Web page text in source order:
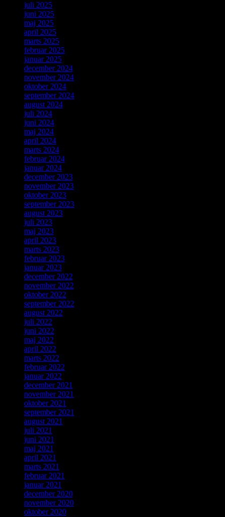
juli 2025
juni 2025
maj 2025
april 2025
marts 2025
februar 2025
januar 2025
december 2024
november 2024
oktober 2024
september 2024
august 2024
juli 2024
juni 2024
maj 2024
april 2024
marts 2024
februar 2024
januar 2024
december 2023
november 2023
oktober 2023
september 2023
august 2023
juli 2023
maj 2023
april 2023
marts 2023
februar 2023
januar 2023
december 2022
november 2022
oktober 2022
september 2022
august 2022
juli 2022
juni 2022
maj 2022
april 2022
marts 2022
februar 2022
januar 2022
december 2021
november 2021
oktober 2021
september 2021
august 2021
juli 2021
juni 2021
maj 2021
april 2021
marts 2021
februar 2021
januar 2021
december 2020
november 2020
oktober 2020